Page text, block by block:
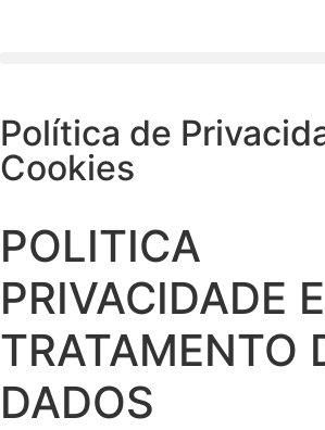
Política de
Cookies
POLITICA
PRIVACIDADE E
TRATAMENTO
DADOS